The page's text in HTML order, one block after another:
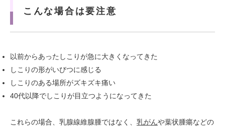
こんな場合は要注意
以前からあったしこりが急に大きくなってきた
しこりの形がいびつに感じる
しこりのある場所がズキズキ痛い
40代以降でしこりが目立つようになってきた
これらの場合、乳腺線維腺腫ではなく、 乳がんや葉状腫瘍などの